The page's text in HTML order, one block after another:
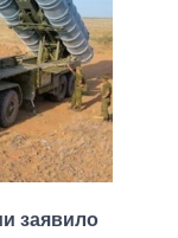
заявило